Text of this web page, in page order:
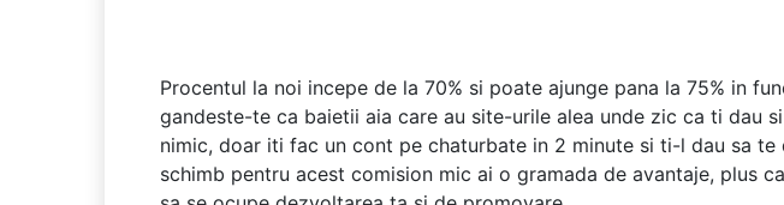
Procentul la noi incepe de la 70% si poate ajunge pana la 75% in
gandeste-te ca baietii aia care au site-urile alea unde zic ca ti dau
nimic, doar iti fac un cont pe chaturbate in 2 minute si ti-l dau sa
schimb pentru acest comision mic ai o gramada de avantaje, plus